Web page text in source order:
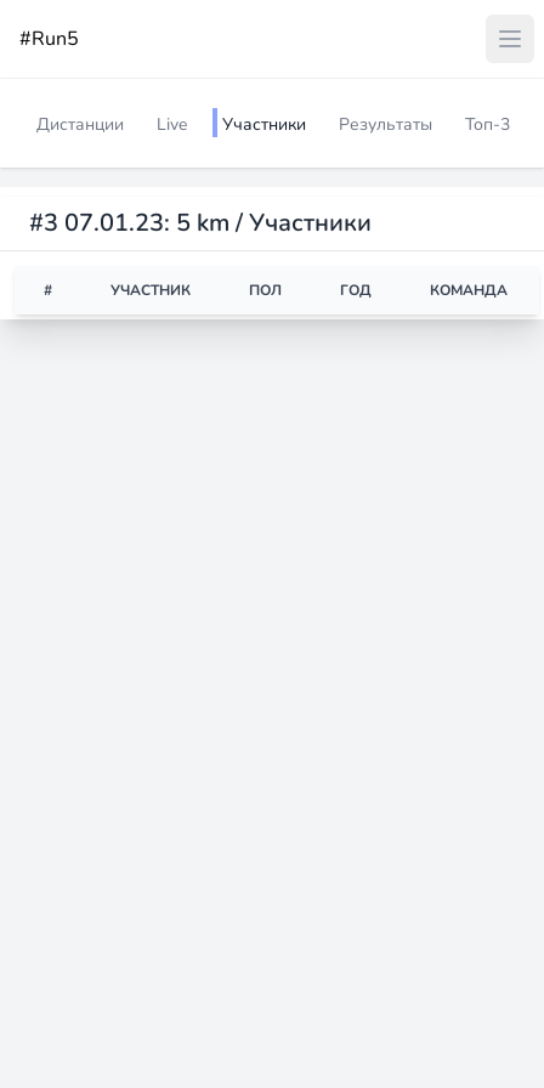
#Run5
Дистанции Live Участники Результаты Топ-3
#3 07.01.23: 5 km / Участники
# УЧАСТНИК ПОЛ ГОД КОМАНДА